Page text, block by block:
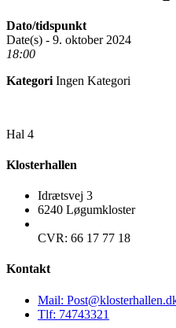
Dato/tidspunkt
Date(s) - 9. oktober 2024
18:00
Kategori Ingen Kategori
Hal 4
Klosterhallen
Idrætsvej 3
6240 Løgumkloster
CVR: 66 17 77 18
Kontakt
Mail:
Tlf: 74743321